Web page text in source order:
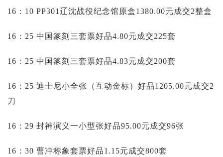
16：10 PP301辽沈战役纪念馆原盒1380.00元成交2整盒
16：25 中国篆刻三套票好品4.80元成交225套
16：25 中国篆刻三套票好品4.83元成交200套
16：25 迪士尼小全张（互动金标）好品1205.00元成交2
刀
16：29 封神演义一小型张好品95.00元成交96张
16：30 曹冲称象套票好品1.15元成交800套